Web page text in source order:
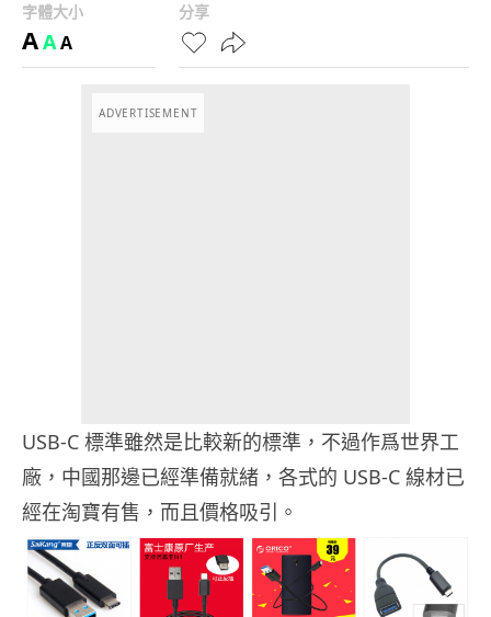
字體大小
AAA
分享
ADVERTISEMENT
USB-C 標準雖然是比較新的標準，不過作爲世界工
廠，中國那邊已經準備就緒，各式的 USB-C 線材已
經在淘寶有售，而且價格吸引。